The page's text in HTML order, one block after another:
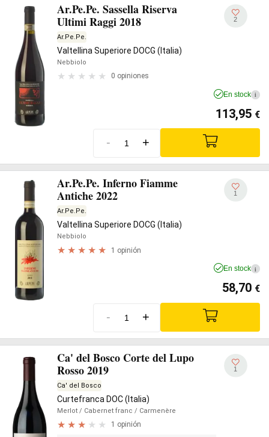
Ar.Pe.Pe. Sassella Riserva
Ultimi Raggi 2018
Ar.Pe.Pe.
Valtellina Superiore DOCG (Italia)
Nebbiolo
0 opiniones
2
En stock i
113,95 €
- +
Ar.Pe.Pe. Inferno Fiamme
Antiche 2022
Ar.Pe.Pe.
Valtellina Superiore DOCG (Italia)
Nebbiolo
1 opinión
1
En stock i
58,70 €
- +
Ca' del Bosco Corte del Lupo
Rosso 2019
Ca' del Bosco
Curtefranca DOC (Italia)
Merlot / Cabernet franc / Carmenère
1 opinión
1